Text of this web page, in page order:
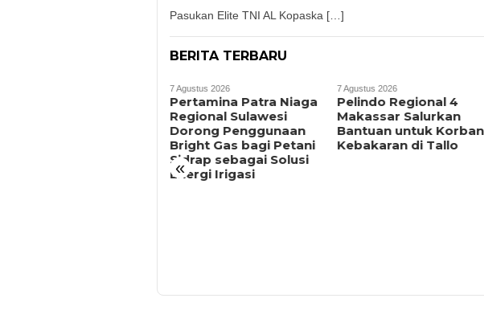
Pasukan Elite TNI AL Kopaska […]
BERITA TERBARU
«
7 Agustus 2026
Pertamina Patra Niaga
Regional Sulawesi
Dorong Penggunaan
Bright Gas bagi Petani
Sidrap sebagai Solusi
Energi Irigasi
7 Agustus 2026
Pelindo Regional 4
Makassar Salurkan
Bantuan untuk Korban
Kebakaran di Tallo